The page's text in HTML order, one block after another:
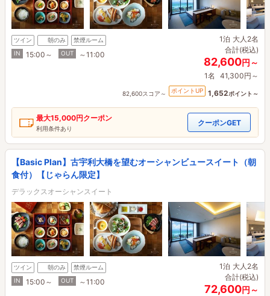
ツイン 朝のみ
禁煙ルーム
IN
15:00～ OUT ～11:00
1泊 大人2名
合計(税込)
82,600円～
1名 41,300円～
82,600スコア～ ポイントUP 1,652ポイント～
最大15,000円クーポン
利用条件あり
クーポンGET
【Basic Plan】古宇利大橋を望むオーシャンビュースイート（朝
食付）【じゃらん限定】
デラックスオーシャンスイート
ツイン 朝のみ
禁煙ルーム
IN
15:00～ OUT ～11:00
1泊 大人2名
合計(税込)
72,600円～